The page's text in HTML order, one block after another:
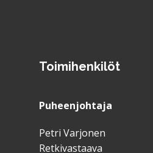
Toimihenkilöt
Puheenjohtaja
Petri Varjonen
Retkivastaava